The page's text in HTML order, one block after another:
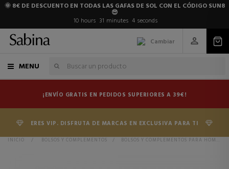
🌞 8€ DE DESCUENTO EN TODAS LAS GAFAS DE SOL CON EL CÓDIGO SUN8
😎
10 hours 31 minutes 3 seconds
Cambiar
MENU
¡ENVÍO GRATIS EN PEDIDOS SUPERIORES A 39€!
ERES VIP. DISFRUTA DE MARCAS EN EXCLUSIVA PARA TI
INICIO > BOLSOS Y COMPLEMENTOS > BOLSOS Y COMPLEMENTOS PARA HOMBRE